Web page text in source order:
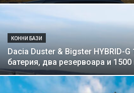
КОННИ БАЗИ
Dacia Duster & Bigster HYBRID-
батерия, два резервоара и 1500